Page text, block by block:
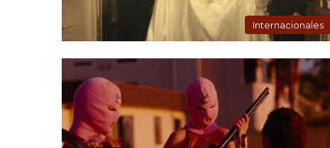
Internacionales